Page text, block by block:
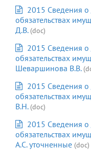
2015 Сведения
обязательствах
Д.В. (doc)
2015 Сведения
обязательствах
Шеваршинова В.В.
2015 Сведения
обязательствах
В.Н. (doc)
2015 Сведения
обязательствах
А.С. уточненные (doc)